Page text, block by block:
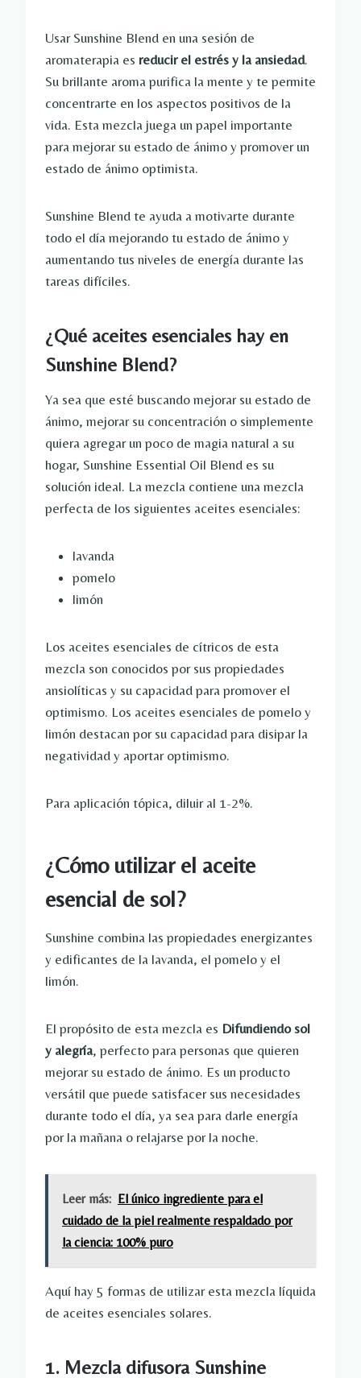
Usar Sunshine Blend en una sesión de
aromaterapia es reducir el estrés y la ansiedad.
Su brillante aroma purifica la mente y te permite
concentrarte en los aspectos positivos de la
vida. Esta mezcla juega un papel importante
para mejorar su estado de ánimo y promover un
estado de ánimo optimista.
Sunshine Blend te ayuda a motivarte durante
todo el día mejorando tu estado de ánimo y
aumentando tus niveles de energía durante las
tareas difíciles.
¿Qué aceites esenciales hay en
Sunshine Blend?
Ya sea que esté buscando mejorar su estado de
ánimo, mejorar su concentración o simplemente
quiera agregar un poco de magia natural a su
hogar, Sunshine Essential Oil Blend es su
solución ideal. La mezcla contiene una mezcla
perfecta de los siguientes aceites esenciales:
lavanda
pomelo
limón
Los aceites esenciales de cítricos de esta
mezcla son conocidos por sus propiedades
ansiolíticas y su capacidad para promover el
optimismo. Los aceites esenciales de pomelo y
limón destacan por su capacidad para disipar la
negatividad y aportar optimismo.
Para aplicación tópica, diluir al 1-2%.
¿Cómo utilizar el aceite
esencial de sol?
Sunshine combina las propiedades energizantes
y edificantes de la lavanda, el pomelo y el
limón.
El propósito de esta mezcla es Difundiendo sol
y alegría, perfecto para personas que quieren
mejorar su estado de ánimo. Es un producto
versátil que puede satisfacer sus necesidades
durante todo el día, ya sea para darle energía
por la mañana o relajarse por la noche.
Leer más: El único ingrediente para el
cuidado de la piel realmente respaldado por
la ciencia: 100% puro
Aquí hay 5 formas de utilizar esta mezcla líquida
de aceites esenciales solares.
1. Mezcla difusora Sunshine